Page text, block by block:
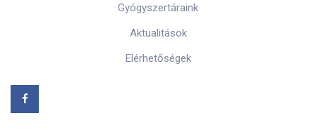
Gyógyszertáraink
Aktualitások
Elérhetőségek